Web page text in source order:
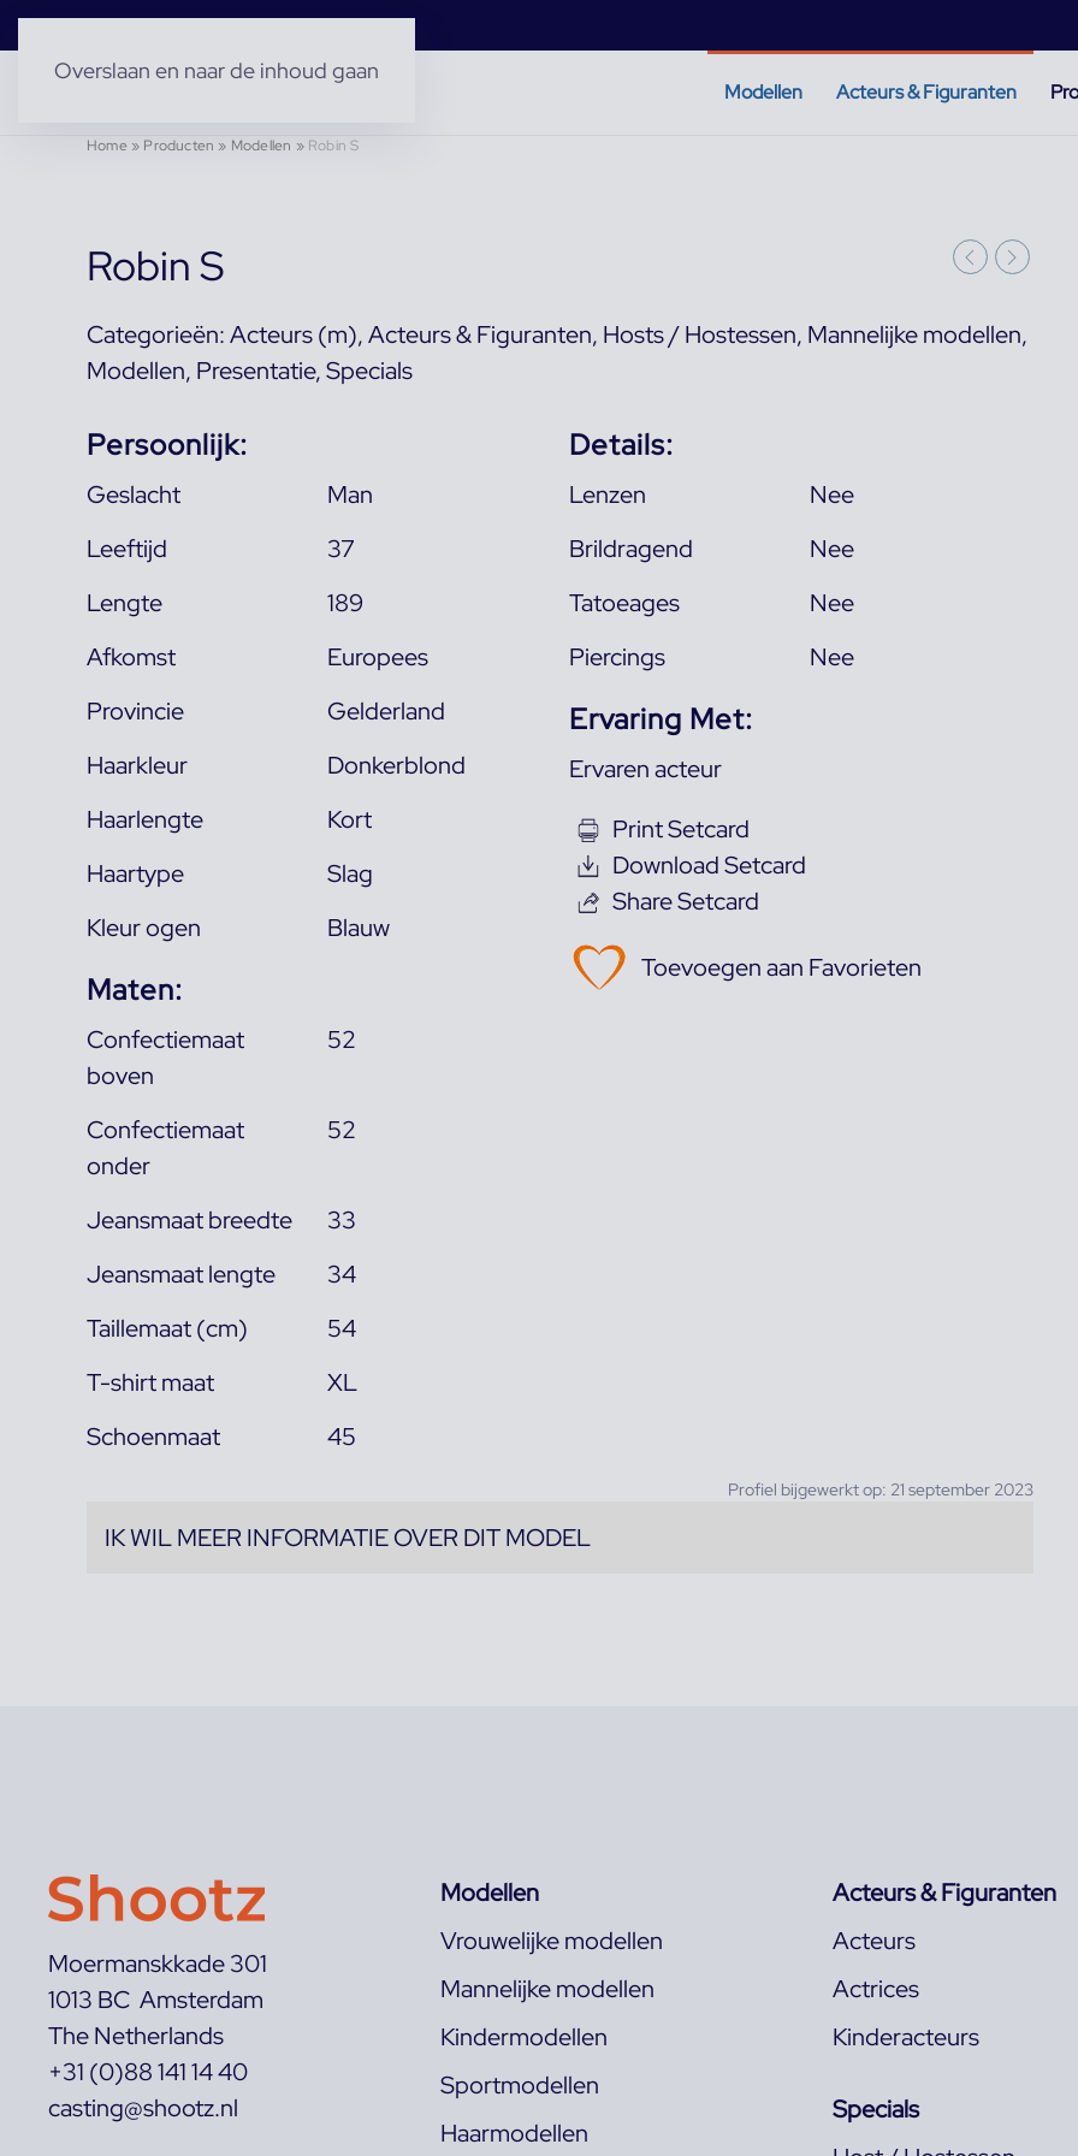
Overslaan en naar de inhoud gaan
Modellen Acteurs & Figuranten
Home» Producten » Modellen » Robin S
Robin S
Categorieën:Acteurs (m),Acteurs & Figuranten, Hosts / Hostessen, Mannelijke modellen,
Modellen, Presentatie,Specials
Persoonlijk:
Geslacht
Man
Leeftijd
37
Lengte
189
Afkomst
Europees
Provincie
Gelderland
Haarkleur
Donkerblond
Haarlengte
Kort
Haartype
Slag
Kleur ogen
Blauw
Maten:
Confectiemaat
boven
52
Confectiemaat
onder
52
Jeansmaat breedte
33
Jeansmaat lengte
34
Taillemaat (cm)
54
T-shirt maat
XL
Schoenmaat
45
Details:
Lenzen
Nee
Brildragend
Nee
Tatoeages
Nee
Piercings
Nee
Ervaring Met:
Ervaren acteur
Print Setcard
Download Setcard
Share Setcard
Toevoegen aan Favorieten
Profiel bijgewerkt op: 21 september 2023
IK WIL MEER INFORMATIE OVER DIT MODEL
Moermanskkade 301
1013 BC Amsterdam
The Netherlands
+31 (0)88 141 14 40
casting@shootz.nl
Modellen
Vrouwelijke modellen
Mannelijke modellen
Kindermodellen
Sportmodellen
Haarmodellen
Acteurs & Figuranten
Acteurs
Actrices
Kinderacteurs
Specials